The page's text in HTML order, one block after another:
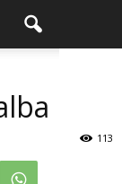
113